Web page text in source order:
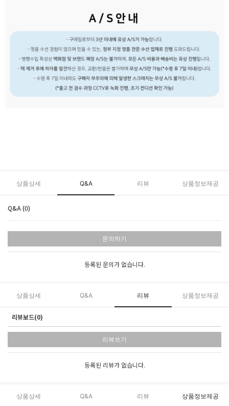
상품상세 Q&A 리뷰 상품정보제공
Q&A (0)
문의하기
등록된 문의가 없습니다.
상품상세 Q&A 리뷰 상품정보제공
리뷰보드(0)
리뷰쓰기
등록된 리뷰가 없습니다.
상품상세 Q&A 리뷰 상품정보제공